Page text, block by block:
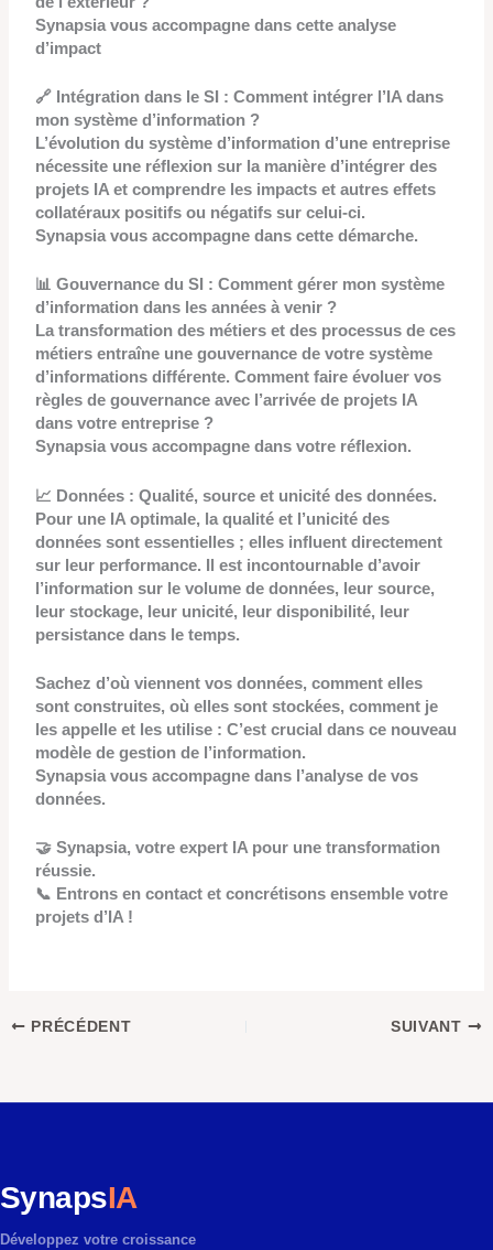
Synapsia vous accompagne dans cette analyse
d’impact
🔗 Intégration dans le SI : Comment intégrer l’IA dans
mon système d’information ?
L’évolution du système d’information d’une entreprise
nécessite une réflexion sur la manière d’intégrer des
projets IA et comprendre les impacts et autres effets
collatéraux positifs ou négatifs sur celui-ci.
Synapsia vous accompagne dans cette démarche.
📊 Gouvernance du SI : Comment gérer mon système
d’information dans les années à venir ?
La transformation des métiers et des processus de ces
métiers entraîne une gouvernance de votre système
d’informations différente. Comment faire évoluer vos
règles de gouvernance avec l’arrivée de projets IA
dans votre entreprise ?
Synapsia vous accompagne dans votre réflexion.
📈 Données : Qualité, source et unicité des données.
Pour une IA optimale, la qualité et l’unicité des
données sont essentielles ; elles influent directement
sur leur performance. Il est incontournable d’avoir
l’information sur le volume de données, leur source,
leur stockage, leur unicité, leur disponibilité, leur
persistance dans le temps.
Sachez d’où viennent vos données, comment elles
sont construites, où elles sont stockées, comment je
les appelle et les utilise : C’est crucial dans ce nouveau
modèle de gestion de l’information.
Synapsia vous accompagne dans l’analyse de vos
données.
🤝 Synapsia, votre expert IA pour une transformation
réussie.
📞 Entrons en contact et concrétisons ensemble votre
projets d’IA !
PRÉCÉDENT SUIVANT
SynapsIA
Développez votre croissance